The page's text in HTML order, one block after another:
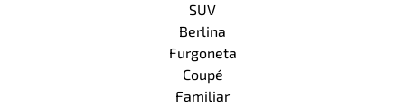
SUV
Berlina
Furgoneta
Coupé
Familiar